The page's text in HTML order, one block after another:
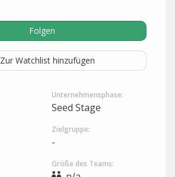
Folgen
Zur Watchlist hinzufügen
Unternehmensphase:
Seed Stage
Zielgruppe:
-
Größe des Teams: